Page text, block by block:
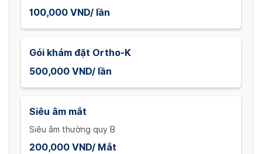
100,000 VND/ lần
Gói khám đặt Ortho-K
500,000 VND/ lần
Siêu âm mắt
Siêu âm thường quy B
200,000 VND/ Mắt